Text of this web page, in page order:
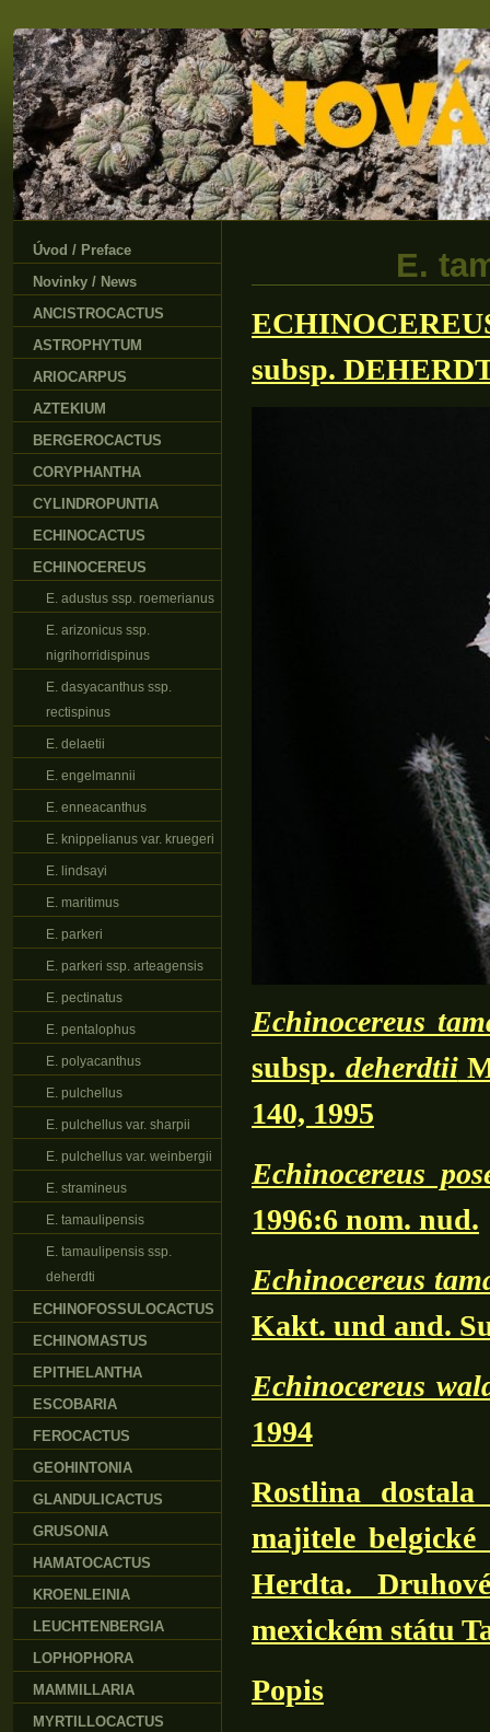
E.
subsp.
Echinocereus
subsp. deherdtii
140, 1995
Echinocereus
1996:6 nom. nud.
Echinocereus
Kakt. und and.
Echinocereus
1994
Rostlina
majitele
Herdta.
mexickém státu
Popis
Úvod / Preface
Novinky / News
ANCISTROCACTUS
ASTROPHYTUM
ARIOCARPUS
AZTEKIUM
BERGEROCACTUS
CORYPHANTHA
CYLINDROPUNTIA
ECHINOCACTUS
ECHINOCEREUS
E. adustus ssp. roemerianus
E. arizonicus ssp.
nigrihorridispinus
E. dasyacanthus ssp.
rectispinus
E. delaetii
E. engelmannii
E. enneacanthus
E. knippelianus var. kruegeri
E. lindsayi
E. maritimus
E. parkeri
E. parkeri ssp. arteagensis
E. pectinatus
E. pentalophus
E. polyacanthus
E. pulchellus
E. pulchellus var. sharpii
E. pulchellus var. weinbergii
E. stramineus
E. tamaulipensis
E. tamaulipensis ssp.
deherdti
ECHINOFOSSULOCACTUS
ECHINOMASTUS
EPITHELANTHA
ESCOBARIA
FEROCACTUS
GEOHINTONIA
GLANDULICACTUS
GRUSONIA
HAMATOCACTUS
KROENLEINIA
LEUCHTENBERGIA
LOPHOPHORA
MAMMILLARIA
MYRTILLOCACTUS